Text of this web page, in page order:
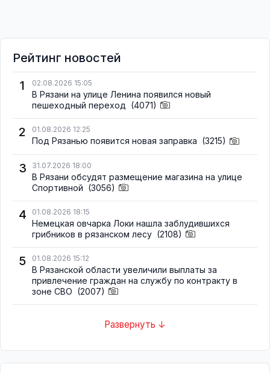
Рейтинг новостей
1
02.08.2026 15:05
В Рязани на улице Ленина появился новый
пешеходный переход (4071)
2 01.08.2026 12:25
Под Рязанью появится новая заправка (3215)
3 31.07.2026 18:00
В Рязани обсудят размещение магазина на улице
Спортивной (3056)
4 01.08.2026 18:15
Немецкая овчарка Локи нашла заблудившихся
грибников в рязанском лесу (2108)
5 01.08.2026 15:12
В Рязанской области увеличили выплаты за
привлечение граждан на службу по контракту в
зоне СВО (2007)
Развернуть ↓